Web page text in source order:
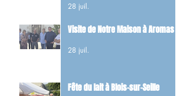
28 juil.
Visite de Notre Maison à Aromas
28 juil.
Fête du lait à Blois-sur-Seille